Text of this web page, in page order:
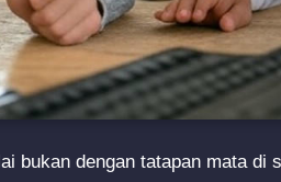
bukan dengan tatapan mata di